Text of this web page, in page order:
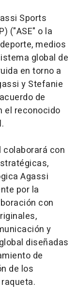
Sports
("ASE" o la
medios
global de
en torno a
y Stefanie
de
el reconocido
colaborará con
Agassi
por la
con
y
diseñadas
de
de los